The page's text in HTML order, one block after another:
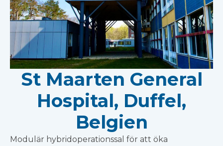
St Maarten General
Hospital, Duffel,
Belgien
Modulär hybridoperationssal för att öka